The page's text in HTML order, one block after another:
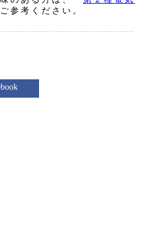
参考ください。